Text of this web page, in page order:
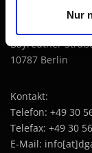
Nur
Bayreuther
10787 Berlin
Kontakt:
Telefon: +49 30
Telefax: +49 30
E-Mail: